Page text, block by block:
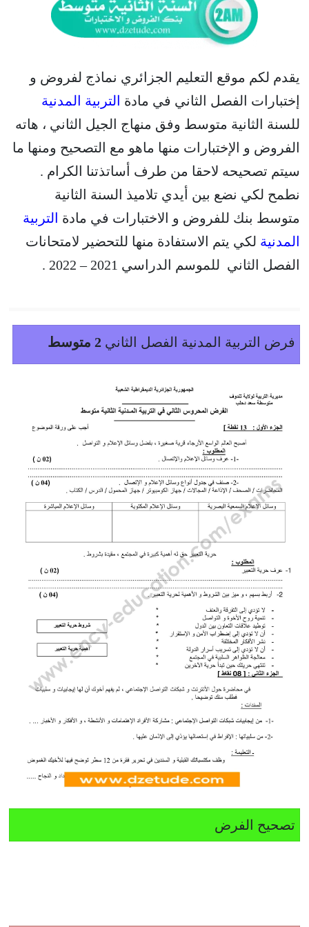
يقدم لكم موقع التعليم الجزائري نماذج لفروض و
إختبارات الفصل الثاني في مادة التربية المدنية
للسنة الثانية متوسط وفق منهاج الجيل الثاني ، هاته
الفروض و الإختبارات منها ماهو مع التصحيح ومنها ما
سيتم تصحيحه لاحقا من طرف أساتذتنا الكرام .
نطمح لكي نضع بين أيدي تلاميذ السنة الثانية
متوسط بنك للفروض و الاختبارات في مادة التربية
المدنية لكي يتم الاستفادة منها للتحضير لامتحانات
الفصل الثاني للموسم الدراسي 2021 – 2022 .
فرض التربية المدنية الفصل الثاني 2 متوسط
تصحيح الفرض